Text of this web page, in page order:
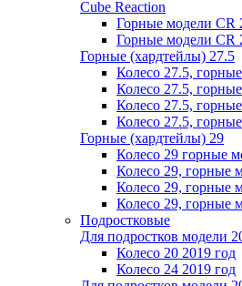
Cube Reaction
Горные модели CR
Горные модели CR
Горные (хардтейлы) 27.5
Колесо 27.5,
Колесо 27.5,
Колесо 27.5,
Колесо 27.5,
Горные (хардтейлы) 29
Колесо 29 горные
Колесо 29, горные
Колесо 29, горные
Колесо 29, горные
Подростковые
Для подростков модели
Колесо 20 2019 год
Колесо 24 2019 год